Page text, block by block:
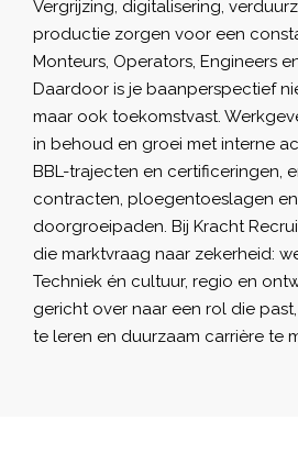
Vergrijzing, digitalisering,
productie zorgen voor een
Monteurs, Operators, Engineers
Daardoor is je baanperspectief
maar ook toekomstvast.
in behoud en groei met interne
BBL-trajecten en certificeringen,
contracten, ploegentoeslagen
doorgroeipaden. Bij Kracht
die marktvraag naar zekerheid:
Techniek én cultuur, regio en
gericht over naar een rol die
te leren en duurzaam carrière te